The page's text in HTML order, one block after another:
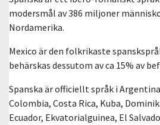
modersmål av 386 miljoner
Nordamerika.
Mexico är den folkrikaste
behärskas dessutom av ca 15% av
Spanska är officiellt språk i
Colombia, Costa Rica, Kuba,
Ecuador, Ekvatorialguinea, El